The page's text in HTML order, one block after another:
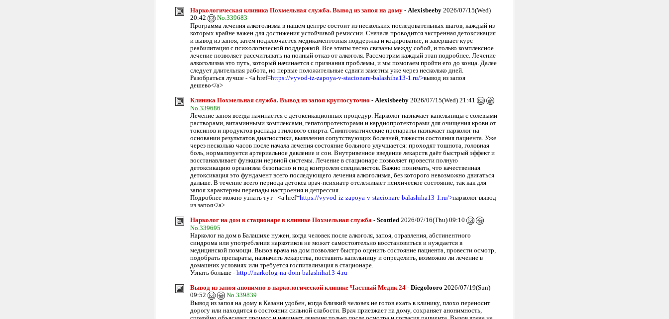
Наркологическая клиника Похмельная служба. Вывод из запоя на дому - Alexisbeeby 2026/07/15(Wed)
20:42
No.339683
Программа лечения алкоголизма в нашем центре состоит из нескольких последовательных шагов, каждый из
которых крайне важен для достижения устойчивой ремиссии. Сначала проводится экстренная детоксикация
и вывод из запоя, затем подключается медикаментозная поддержка и кодирование, и завершает курс
реабилитация с психологической поддержкой. Все этапы тесно связаны между собой, и только комплексное
лечение позволяет рассчитывать на полный отказ от алкоголя. Рассмотрим каждый этап подробнее. Лечение
алкоголизма это путь, который начинается с признания проблемы, и мы помогаем пройти его до конца. Далее
следует длительная работа, но первые положительные сдвиги заметны уже через несколько дней.
Разобраться лучше - <a href=https://vyvod-iz-zapoya-v-stacionare-balashiha13-1.ru/>вывод из запоя
дешево</a>
Клиника Похмельная служба. Вывод из запоя круглосуточно - Alexisbeeby 2026/07/15(Wed) 21:41
No.339686
Лечение запоя всегда начинается с детоксикационных процедур. Нарколог назначает капельницы с солевыми
растворами, витаминными комплексами, гепатопротекторами и кардиопротекторами для очищения крови от
токсинов и продуктов распада этилового спирта. Симптоматические препараты назначает нарколог на
основании результатов диагностики, выявления сопутствующих болезней, тяжести состояния пациента. Уже
через несколько часов после начала лечения состояние больного улучшается: проходят тошнота, головная
боль, нормализуется артериальное давление и сон. Внутривенное введение лекарств даёт быстрый эффект и
восстанавливает функции нервной системы. Лечение в стационаре позволяет провести полную
детоксикацию организма безопасно и под контролем специалистов. Важно понимать, что качественная
детоксикация это фундамент всего последующего лечения алкоголизма, без которого невозможно двигаться
дальше. В течение всего периода детокса врач-психиатр отслеживает психическое состояние, так как для
запоя характерны перепады настроения и депрессия.
Подробнее можно узнать тут - <a href=https://vyvod-iz-zapoya-v-stacionare-balashiha13-1.ru/>нарколог вывод
из запоя</a>
Нарколог на дом в стационаре в клинике Похмельная служба - Scottled 2026/07/16(Thu) 09:10
No.339695
Нарколог на дом в Балашихе нужен, когда человек после алкоголя, запоя, отравления, абстинентного
синдрома или употребления наркотиков не может самостоятельно восстановиться и нуждается в
медицинской помощи. Вызов врача на дом позволяет быстро оценить состояние пациента, провести осмотр,
подобрать препараты, назначить лекарства, поставить капельницу и определить, возможно ли лечение в
домашних условиях или требуется госпитализация в стационаре.
Узнать больше - http://narkolog-na-dom-balashiha13-4.ru
Вывод из запоя анонимно в наркологической клинике Частный Медик 24 - Diegolooro 2026/07/19(Sun)
09:52
No.339839
Вывод из запоя на дому в Казани удобен, когда близкий человек не готов ехать в клинику, плохо переносит
дорогу или находится в состоянии сильной слабости. Врач приезжает на дому, сохраняет анонимность,